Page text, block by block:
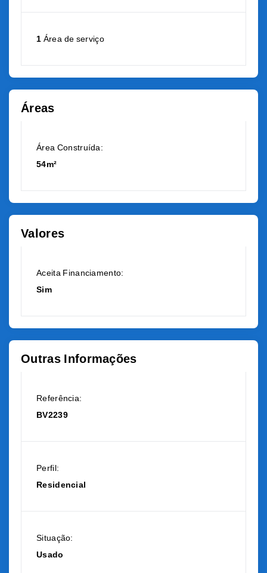
1 Área de serviço
Áreas
Área Construída:
54m²
Valores
Aceita Financiamento:
Sim
Outras Informações
Referência:
BV2239
Perfil:
Residencial
Situação:
Usado